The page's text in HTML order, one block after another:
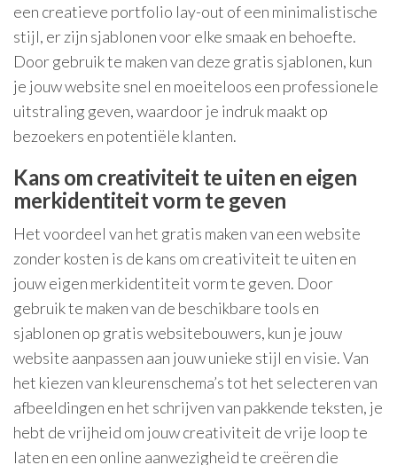
een creatieve portfolio lay-out of een minimalistische
stijl, er zijn sjablonen voor elke smaak en behoefte.
Door gebruik te maken van deze gratis sjablonen, kun
je jouw website snel en moeiteloos een professionele
uitstraling geven, waardoor je indruk maakt op
bezoekers en potentiële klanten.
Kans om creativiteit te uiten en eigen
merkidentiteit vorm te geven
Het voordeel van het gratis maken van een website
zonder kosten is de kans om creativiteit te uiten en
jouw eigen merkidentiteit vorm te geven. Door
gebruik te maken van de beschikbare tools en
sjablonen op gratis websitebouwers, kun je jouw
website aanpassen aan jouw unieke stijl en visie. Van
het kiezen van kleurenschema’s tot het selecteren van
afbeeldingen en het schrijven van pakkende teksten, je
hebt de vrijheid om jouw creativiteit de vrije loop te
laten en een online aanwezigheid te creëren die